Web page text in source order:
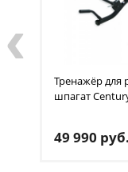
Тренажёр для
шпагат
49 990 руб.
‹